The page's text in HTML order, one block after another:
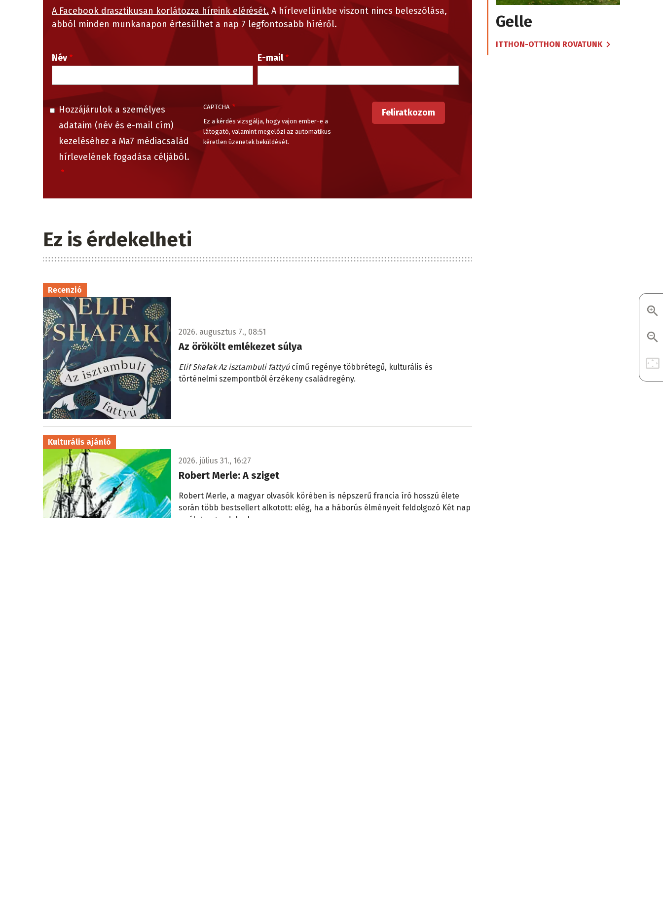
A Facebook drasztikusan korlátozza híreink elérését. A hírlevelünkbe viszont nincs beleszólása,
abból minden munkanapon értesülhet a nap 7 legfontosabb híréről.
Név E-mail
Hozzájárulok a személyes
adataim (név és e-mail cím)
kezeléséhez a Ma7 médiacsalád
hírlevelének fogadása céljából.
CAPTCHA
Ez a kérdés vizsgálja, hogy vajon ember-e a
látogató, valamint megelőzi az automatikus
kéretlen üzenetek beküldését.
Ez is érdekelheti
Recenzió
2026. augusztus 7., 08:51
Az örökölt emlékezet súlya
Elif Shafak Az isztambuli fattyúcímű regénye többrétegű, kulturális és
történelmi szempontból érzékeny családregény.
Kulturális ajánló
2026. július 31., 16:27
Robert Merle: A sziget
Robert Merle, a magyar olvasók körében is népszerű francia író hosszú élete
során több bestsellert alkotott: elég, ha a háborús élményeit feldolgozó Két nap
az életre gondolunk.
Gelle
ITTHON-OTTHON ROVATUNK